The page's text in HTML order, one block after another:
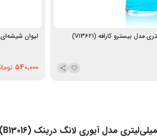
لیوان شیشه‌ای 585 میلی‌لیتری مدل بیسترو کارافه (V13621)
لیوان شیشه‌ای 410 میلی‌لیتری مدل متروپالیتن (B21315) اوشن
540,000